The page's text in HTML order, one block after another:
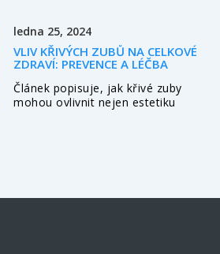
ledna 25, 2024
VLIV KŘIVÝCH ZUBŮ NA CELKOVÉ
ZDRAVÍ: PREVENCE A LÉČBA
Článek popisuje, jak křivé zuby
mohou ovlivnit nejen estetiku
průvodce k udržení zdraví ústní